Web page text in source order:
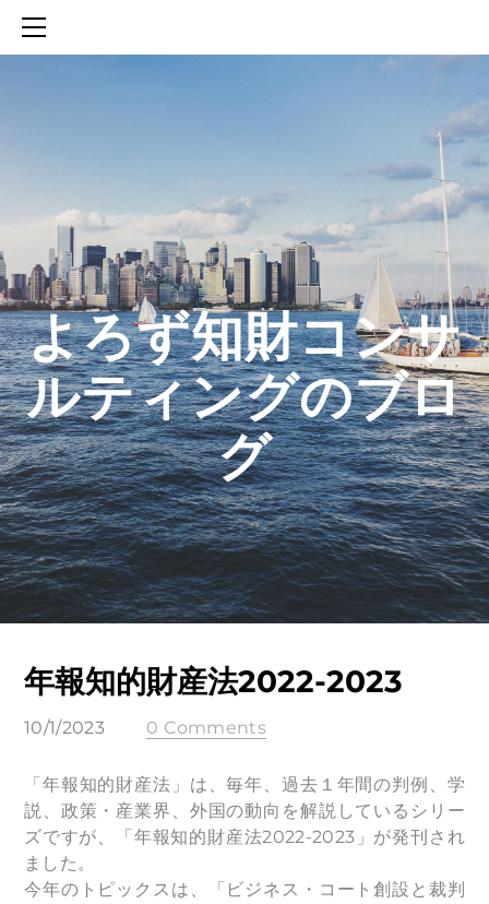
​よろず知財コンサ
ルティングのブロ
グ
年報知的財産法2022-2023
10/1/2023 0 Comments
「年報知的財産法」は、毎年、過去１年間の判例、学
説、政策・産業界、外国の動向を解説しているシリー
ズですが、「年報知的財産法2022-2023」が発刊され
ました。
今年のトピックスは、「ビジネス・コート創設と裁判
SERVICES
知財活動のROICへの貢献
生成AIを活用した知財戦略の策定方法
生成AIとの「壁打ち」で、新たな発明を創出する方法